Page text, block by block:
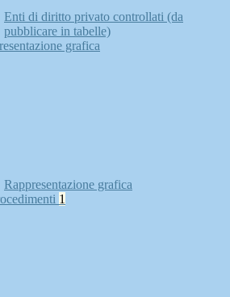
Enti di diritto privato controllati (da
pubblicare in tabelle)
grafica
Rappresentazione grafica
1